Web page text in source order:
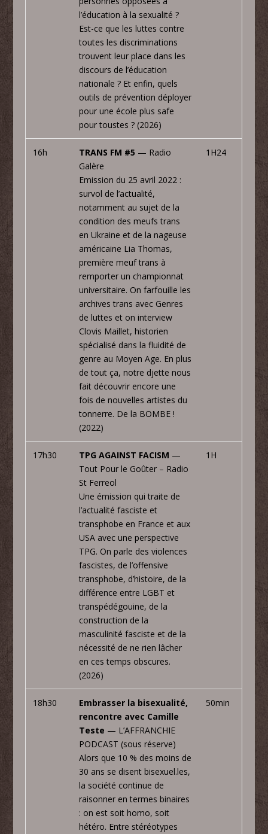
l’éducation à la sexualité ?
Est-ce que les luttes contre
toutes les discriminations
trouvent leur place dans les
discours de l’éducation
nationale ? Et enfin, quels
outils de prévention déployer
pour une école plus safe
pour toustes ? (2026)
16h TRANS FM #5 — Radio
Galère
Emission du 25 avril 2022 :
survol de l’actualité,
notamment au sujet de la
condition des meufs trans
en Ukraine et de la nageuse
américaine Lia Thomas,
première meuf trans à
remporter un championnat
universitaire. On farfouille les
archives trans avec Genres
de luttes et on interview
Clovis Maillet, historien
spécialisé dans la fluidité de
genre au Moyen Age. En plus
de tout ça, notre djette nous
fait découvrir encore une
fois de nouvelles artistes du
tonnerre. De la BOMBE !
(2022)
1H24
17h30 TPG AGAINST FACISM —
Tout Pour le Goûter – Radio
St Ferreol
Une émission qui traite de
l’actualité fasciste et
transphobe en France et aux
USA avec une perspective
TPG. On parle des violences
fascistes, de l’offensive
transphobe, d’histoire, de la
différence entre LGBT et
transpédégouine, de la
construction de la
masculinité fasciste et de la
nécessité de ne rien lâcher
en ces temps obscures.
(2026)
1H
18h30
Embrasser la bisexualité,
rencontre avec Camille
Teste — L’AFFRANCHIE
PODCAST (sous réserve)
Alors que 10 % des moins de
30 ans se disent bisexuel.les,
la société continue de
raisonner en termes binaires
: on est soit homo, soit
hétéro. Entre stéréotypes
50min